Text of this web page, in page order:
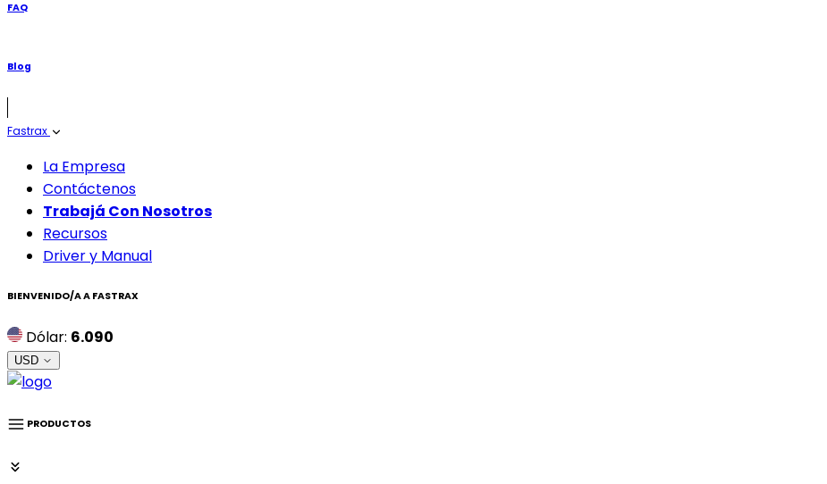
FAQ
Blog
Fastrax
La Empresa
Contáctenos
Trabajá Con Nosotros
Recursos
Driver y Manual
BIENVENIDO/A A FASTRAX
Dólar: 6.090
USD
PRODUCTOS